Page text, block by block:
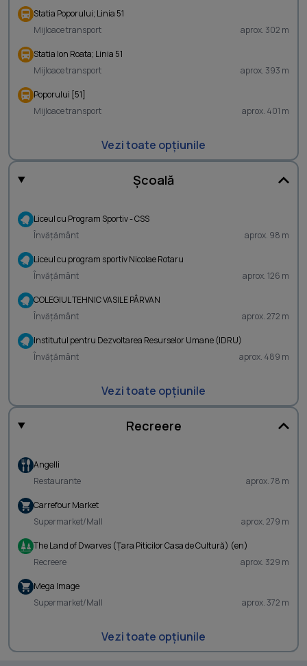
Statia Poporului; Linia 51
Mijloace transport
aprox. 302 m
Statia Ion Roata; Linia 51
Mijloace transport
aprox. 393 m
Poporului [51]
Mijloace transport
aprox. 401 m
Vezi toate opțiunile
Școală
Liceul cu Program Sportiv - CSS
Învățământ
aprox. 98 m
Liceul cu program sportiv Nicolae Rotaru
Învățământ
aprox. 126 m
COLEGIUL TEHNIC VASILE PÂRVAN
Învățământ
aprox. 272 m
Institutul pentru Dezvoltarea Resurselor Umane (IDRU)
Învățământ
aprox. 489 m
Vezi toate opțiunile
Recreere
Angelli
Restaurante
aprox. 78 m
Carrefour Market
Supermarket/Mall
aprox. 279 m
The Land of Dwarves (Ţara Piticilor Casa de Cultură) (en)
Recreere
aprox. 329 m
Mega Image
Supermarket/Mall
aprox. 372 m
Vezi toate opțiunile